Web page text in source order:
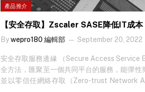
產品推介
【安全存取】Zscaler SASE降低IT成
Bywepro180 編輯部 September 20, 2022
安全存取服務邊緣 （Secure Access Service
全方法，匯聚至一個共同平台的服務，能彈性
並以零信任網絡存取（Zero-trust Network